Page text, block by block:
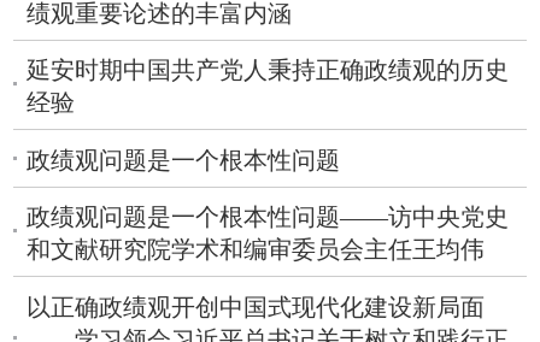
绩观重要论述的丰富内涵
延安时期中国共产党人秉持正确政绩观的历史
经验
政绩观问题是一个根本性问题
政绩观问题是一个根本性问题——访中央党史
和文献研究院学术和编审委员会主任王均伟
以正确政绩观开创中国式现代化建设新局面